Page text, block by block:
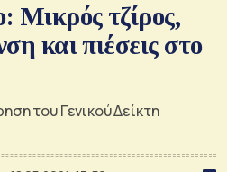
Μικρός τζίρος,
και πιέσεις στο
του Γενικού Δείκτη